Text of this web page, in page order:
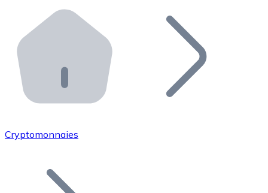
Distributeurs automatiques Bitnovo
Intégrez un ATM Bitnovo dans votre entreprise et
API Bitnovo
Intégrez notre API dans votre écosystème.
Rejoignez notre réseau de distributeurs et
Ajoutez le token de votre projet à notre service
Cryptomonnaies